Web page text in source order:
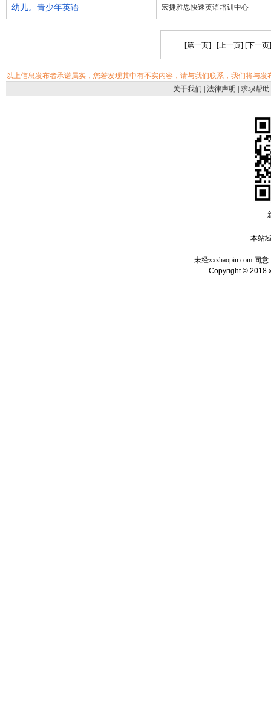
幼儿。青少年英语 宏捷雅思快速英语培训中心
[第一页] [上一页] [下一
以上信息发布者承诺属实，您若发现其中有不实内容，请与我们联系，我们将与发
关于我们
法律声明 求职帮助
本站
未经xxzhaopin.com 同
Copyright © 2018